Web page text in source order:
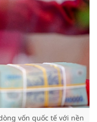
vốn quốc tế với nền